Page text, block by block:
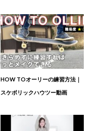
HOW TOオーリーの練習方法｜
スケボリックハウツー動画